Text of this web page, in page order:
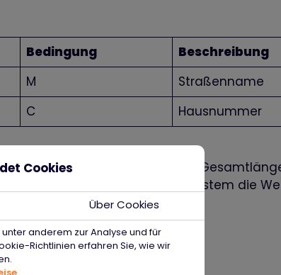
Cookies
Über Cookies
anderem zur Analyse und für
Richtlinien erfahren Sie, wie wir
Bedingung
Beschreibung
M
Straßenname
C
Hausnummer
zusammen lediglich eine
werden, kürzt das System die